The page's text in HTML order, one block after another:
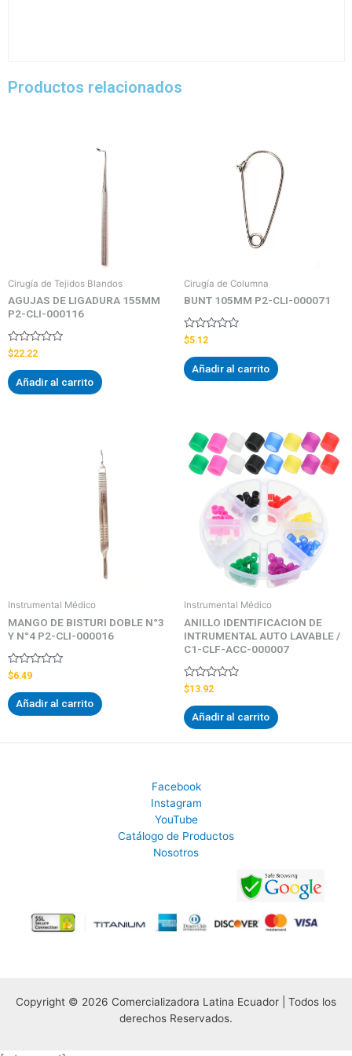
Productos relacionados
Cirugía de Tejidos Blandos
AGUJAS DE LIGADURA 155MM
P2-CLI-000116
Valorado
0
de
5
$22.22
Añadir al carrito
Cirugía de Columna
BUNT 105MM P2-CLI-000071
Valorado
0
de
5
$5.12
Añadir al carrito
Instrumental Médico
MANGO DE BISTURI DOBLE N°3
Y N°4 P2-CLI-000016
Valorado
con
0
de
5
$6.49
Añadir al carrito
Instrumental Médico
ANILLO IDENTIFICACION DE
INTRUMENTAL AUTO LAVABLE /
C1-CLF-ACC-000007
Valorado
con
0
de
5
$13.92
Añadir al carrito
Facebook
Instagram
YouTube
Catálogo de Productos
Nosotros
Copyright © 2026 Comercializadora Latina Ecuador | Todos los
derechos Reservados.